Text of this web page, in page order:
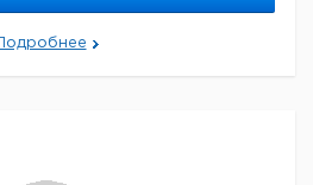
Подробнее